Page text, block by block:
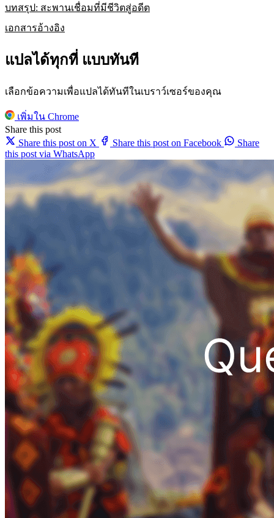
บทสรุป: สะพานเชื่อมที่มีชีวิตสู่อดีต
เอกสารอ้างอิง
แปลได้ทุกที่ แบบทันที
เลือกข้อความเพื่อแปลได้ทันทีในเบราว์เซอร์ของคุณ
เพิ่มใน Chrome
Share this post
Share this post on X
Share this post on Facebook
Share
this post via WhatsApp